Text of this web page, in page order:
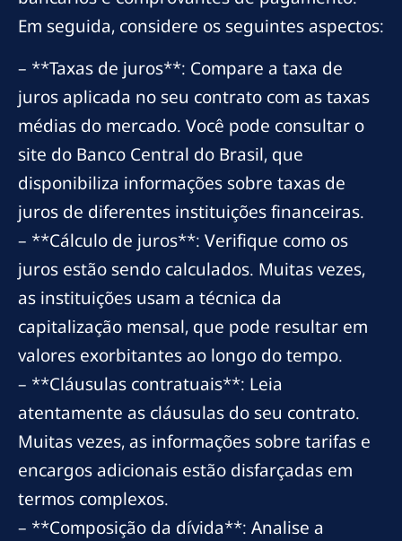
Em seguida, considere os seguintes aspectos:
– **Taxas de juros**: Compare a taxa de
juros aplicada no seu contrato com as taxas
médias do mercado. Você pode consultar o
site do Banco Central do Brasil, que
disponibiliza informações sobre taxas de
juros de diferentes instituições financeiras.
– **Cálculo de juros**: Verifique como os
juros estão sendo calculados. Muitas vezes,
as instituições usam a técnica da
capitalização mensal, que pode resultar em
valores exorbitantes ao longo do tempo.
– **Cláusulas contratuais**: Leia
atentamente as cláusulas do seu contrato.
Muitas vezes, as informações sobre tarifas e
encargos adicionais estão disfarçadas em
termos complexos.
– **Composição da dívida**: Analise a